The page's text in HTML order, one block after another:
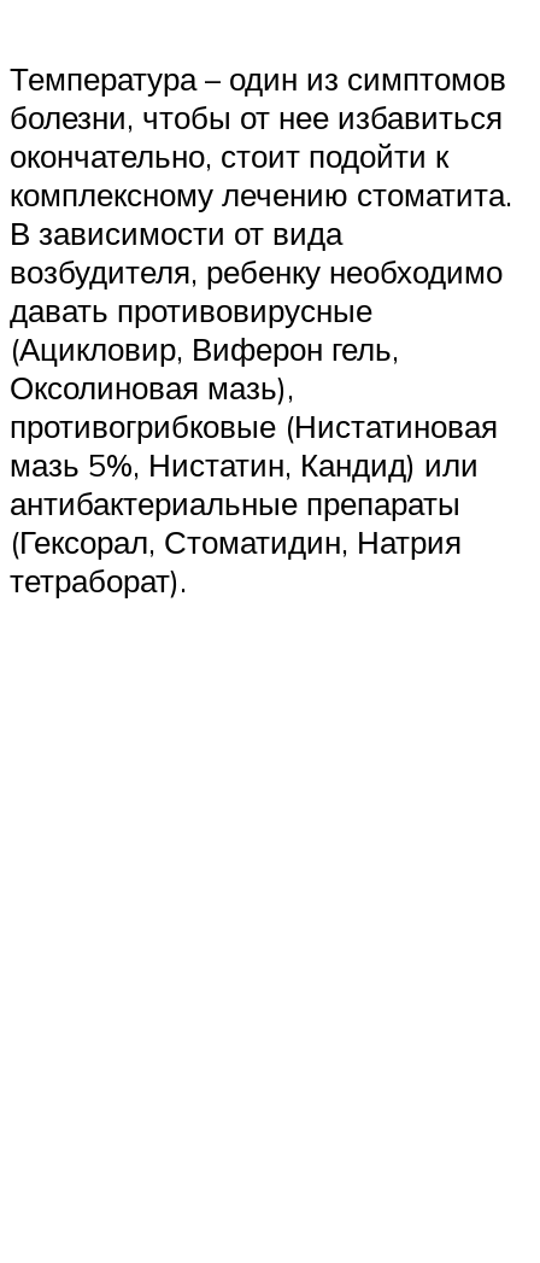
Температура – один из симптомов
болезни, чтобы от нее избавиться
окончательно, стоит подойти к
комплексному лечению стоматита.
В зависимости от вида
возбудителя, ребенку необходимо
давать противовирусные
(Ацикловир, Виферон гель,
Оксолиновая мазь),
противогрибковые (Нистатиновая
мазь 5%, Нистатин, Кандид) или
антибактериальные препараты
(Гексорал, Стоматидин, Натрия
тетраборат).